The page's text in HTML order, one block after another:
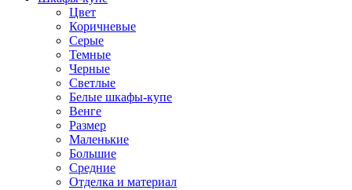
Цвет
Коричневые
Серые
Темные
Черные
Светлые
Белые шкафы-купе
Венге
Размер
Маленькие
Большие
Средние
Отделка и материал